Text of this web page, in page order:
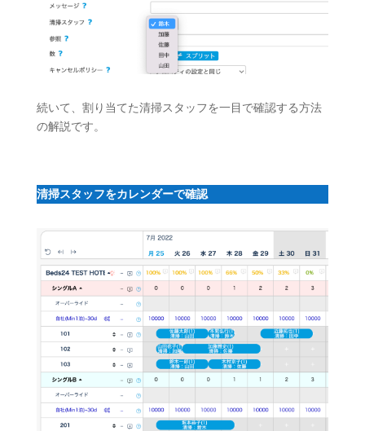
続いて、割り当てた清掃スタッフを一目で確認する方法
の解説です。
清掃スタッフをカレンダーで確認